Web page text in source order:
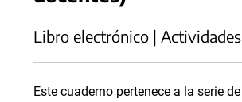
Libro electrónico | Actividades
Este cuaderno pertenece a la serie de